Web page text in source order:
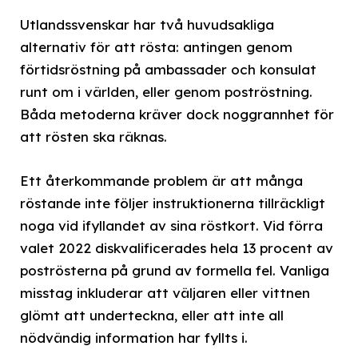
Utlandssvenskar har två huvudsakliga
alternativ för att rösta: antingen genom
förtidsröstning på ambassader och konsulat
runt om i världen, eller genom poströstning.
Båda metoderna kräver dock noggrannhet för
att rösten ska räknas.
Ett återkommande problem är att många
röstande inte följer instruktionerna tillräckligt
noga vid ifyllandet av sina röstkort. Vid förra
valet 2022 diskvalificerades hela 13 procent av
poströsterna på grund av formella fel. Vanliga
misstag inkluderar att väljaren eller vittnen
glömt att underteckna, eller att inte all
nödvändig information har fyllts i.